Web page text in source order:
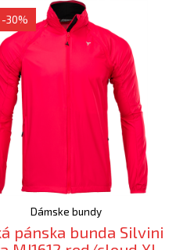
Dámske bundy
pánska bunda Silvini
-30%